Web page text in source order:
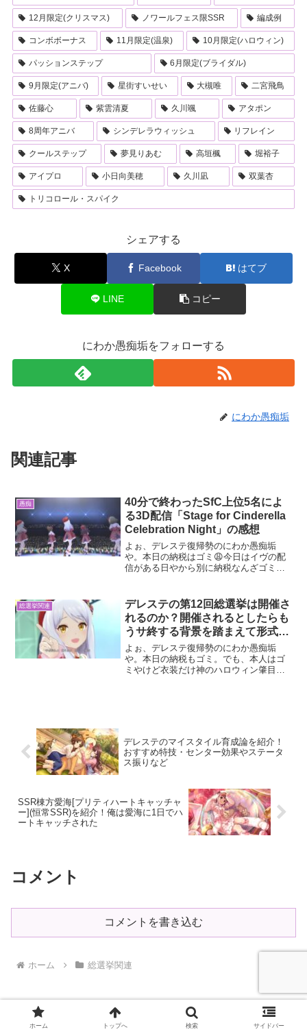
12月限定(クリスマス) ノワールフェス限SSR 編成例
コンボボーナス 11月限定(温泉) 10月限定(ハロウィン)
パッションステップ 6月限定(ブライダル)
9月限定(アニバ) 星街すいせい 大槻唯 二宮飛鳥
佐藤心 紫雲清夏 久川颯 アタポン
8周年アニバ シンデレラウィッシュ リフレイン
クールステップ 夢見りあむ 高垣楓 堀裕子
アイプロ 小日向美穂 久川凪 双葉杏
トリコロール・スパイク
シェアする
X Facebook はてブ
LINE コピー
にわか愚痴垢をフォローする
にわか愚痴垢
関連記事
愚痴
40分で終わったSfC上位5名によ
る3D配信「Stage for Cinderella
Celebration Night」の感想
よぉ、デレステ復帰勢のにわか愚痴垢
や。本日の納税はゴミ😩今日はイヴの配
信がある日やから別に納税なんざゴミで
わるとは納税引いた時の俺はいざ知ら
ず。今回は、SfC上位5名...
総選挙関連
デレステの第12回総選挙は開催さ
れるのか？開催されるとしたらも
うサ終する背景を踏まえて形式な
どを考察
よぉ、デレステ復帰勢のにわか愚痴垢
や。本日の納税もゴミ。でも、本人はゴ
ミやけど衣装だけ神のハロウィン肇目当
デレステのマイスタイル育成論を紹介！
おすすめ特技・センター効果やステータ
ス振りなど
SSR棟方愛海[プリティハートキャッチャ
ー](恒常SSR)を紹介！俺は愛海に1日でハ
ートキャッチされた
コメント
コメントを書き込む
ホーム 総選挙関連
ホーム トップへ 検索 サイドバー